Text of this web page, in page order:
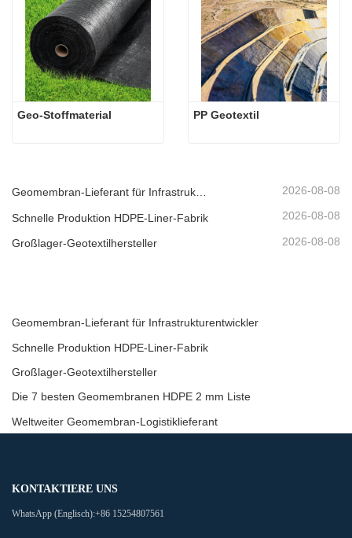
Geo-Stoffmaterial PP Geotextil
Geomembran-Lieferant für Infrastrukturentwickler 2026-08-08
Schnelle Produktion HDPE-Liner-Fabrik 2026-08-08
Großlager-Geotextilhersteller 2026-08-08
Geomembran-Lieferant für Infrastrukturentwickler
Schnelle Produktion HDPE-Liner-Fabrik
Großlager-Geotextilhersteller
Die 7 besten Geomembranen HDPE 2 mm Liste
Weltweiter Geomembran-Logistiklieferant
KONTAKTIERE UNS
WhatsApp (Englisch):+86 15254807561